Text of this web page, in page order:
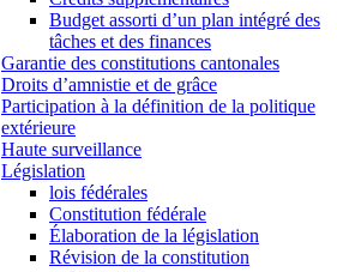
Budget assorti d’un plan intégré des
tâches et des finances
Garantie des constitutions cantonales
Droits d’amnistie et de grâce
Participation à la définition de la politique
extérieure
Haute surveillance
Législation
lois fédérales
Constitution fédérale
Élaboration de la législation
Révision de la constitution